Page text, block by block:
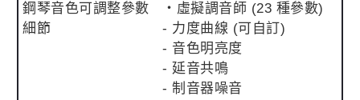
鋼琴音色可調整參數
細節
・虛擬調音師 (23 種參數)
- 力度曲線 (可自訂)
- 音色明亮度
- 延音共鳴
- 制音器噪音